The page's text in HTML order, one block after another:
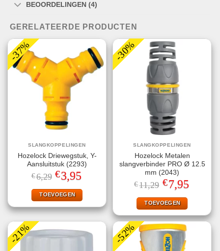
BEOORDELINGEN (4)
GERELATEERDE PRODUCTEN
-37%
SLANGKOPPELINGEN
Hozelock Driewegstuk, Y-
Aansluitstuk (2293)
€6,29 Oorspronkelijke
prijs
was:
€6,29.
€3,95
is:
€3,95.
TOEVOEGEN
-30%
SLANGKOPPELINGEN
Hozelock Metalen
slangverbinder PRO Ø 12.5
mm (2043)
€11,29 Oorspronkelijke
prijs
was:
€11,29.
€7,95prijs
TOEVOEGEN
-21% -52%